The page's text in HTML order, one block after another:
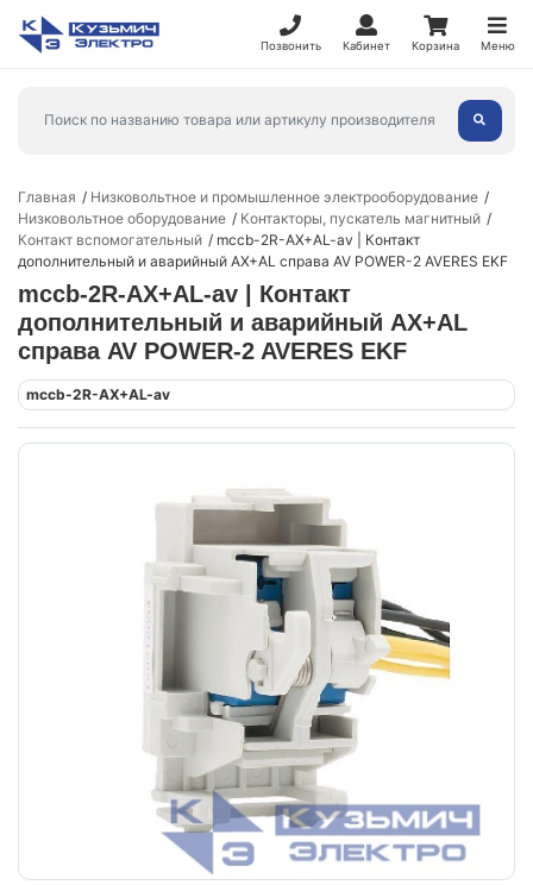
Позвонить Кабинет Корзина Меню
Главная
Низковольтное и промышленное электрооборудование
Низковольтное оборудование
Контакторы, пускатель магнитный
Контакт вспомогательный
mccb-2R-AX+AL-av | Контакт
дополнительный и аварийный AX+AL справа AV POWER-2 AVERES EKF
mccb-2R-AX+AL-av | Контакт
дополнительный и аварийный AX+AL
справа AV POWER-2 AVERES EKF
mccb-2R-AX+AL-av